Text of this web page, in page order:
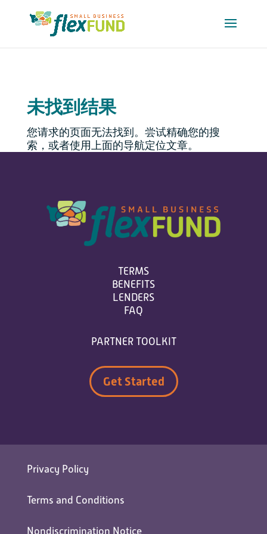
未找到结果
您请求的页面无法找到。尝试精确您的搜
索，或者使用上面的导航定位文章。
TERMS
BENEFITS
LENDERS
FAQ
PARTNER TOOLKIT
Get Started
Privacy Policy
Terms and Conditions
Nondiscrimination Notice